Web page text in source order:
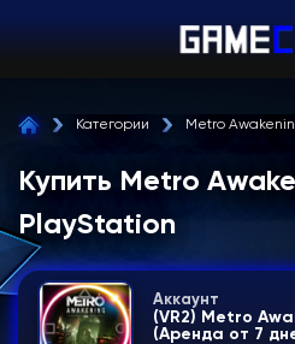
Категории Metro
Купить Metro
PlayStation
Аккаунт
(VR2) Metro
(Аренда от 7